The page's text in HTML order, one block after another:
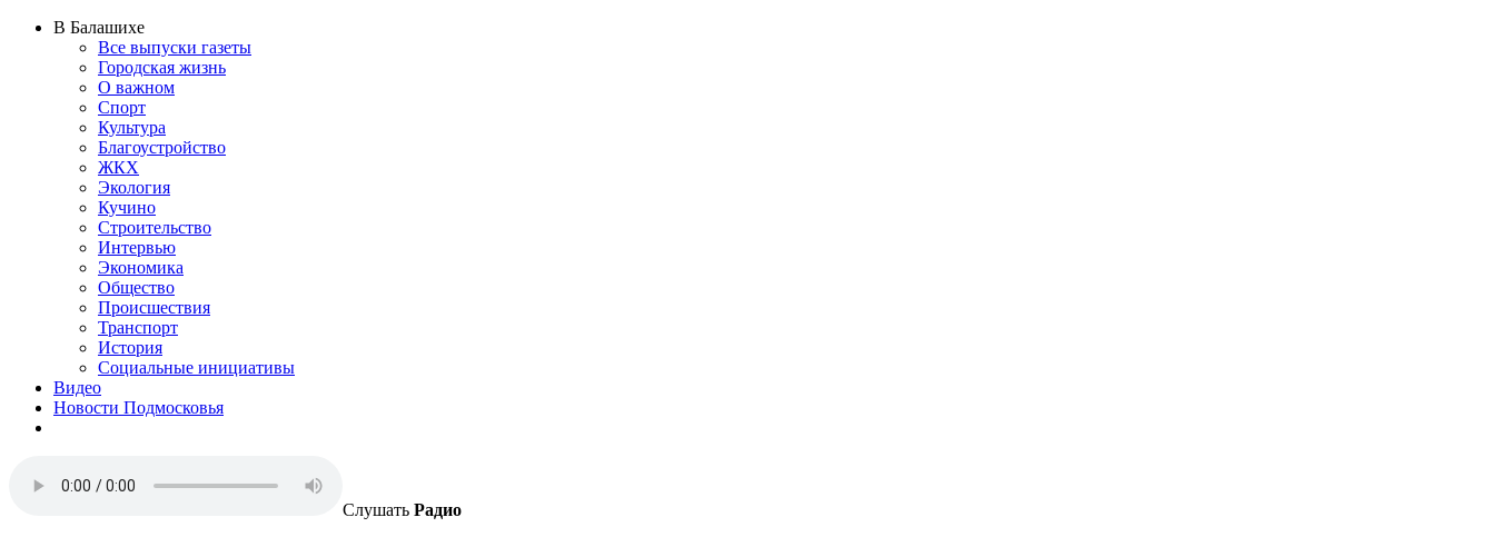
В Балашихе
Все выпуски газеты
Городская жизнь
О важном
Спорт
Культура
Благоустройство
ЖКХ
Экология
Кучино
Строительство
Интервью
Экономика
Общество
Происшествия
Транспорт
История
Социальные инициативы
Видео
Новости Подмосковья
Слушать Радио